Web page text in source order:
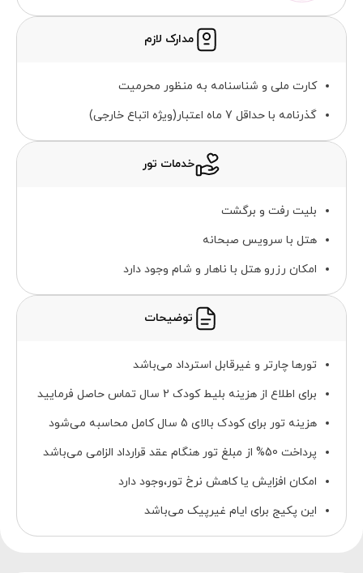
مدارک لازم
کارت ملی و شناسنامه به منظور محرمیت
گذرنامه با حداقل 7 ماه اعتبار(ویژه اتباع خارجی)
خدمات تور
بلیت رفت و برگشت
هتل با سرویس صبحانه
امکان رزرو هتل با ناهار و شام وجود دارد
توضیحات
تورها چارتر و غیرقابل استرداد می‌باشد
برای اطلاع از هزینه بلیط کودک 2 سال تماس حاصل فرمایید
هزینه تور برای کودک بالای 5 سال کامل محاسبه می‌شود
پرداخت 50% از مبلغ تور هنگام عقد قرارداد الزامی می‌باشد
امکان افزایش یا کاهش نرخ تور،وجود دارد
این پکیج برای ایام غیرپیک می‌باشد